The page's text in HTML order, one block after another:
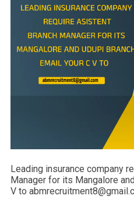
Leading insurance company
Manager for its Mangalore
V to